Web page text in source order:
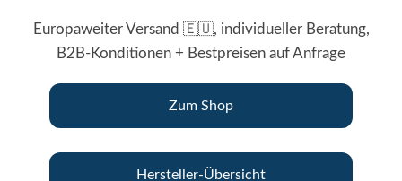
Europaweiter Versand 🇪🇺, individueller Beratung,
B2B-Konditionen + Bestpreisen auf Anfrage
Zum Shop
Hersteller-Übersicht